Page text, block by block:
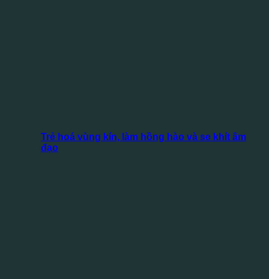
Trẻ hoá vùng kín, làm hồng hào và se khít âm
đạo